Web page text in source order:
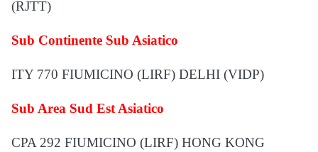
(RJTT)
Sub Continente Sub Asiatico
ITY 770 FIUMICINO (LIRF) DELHI (VIDP)
Sub Area Sud Est Asiatico
CPA 292 FIUMICINO (LIRF) HONG KONG